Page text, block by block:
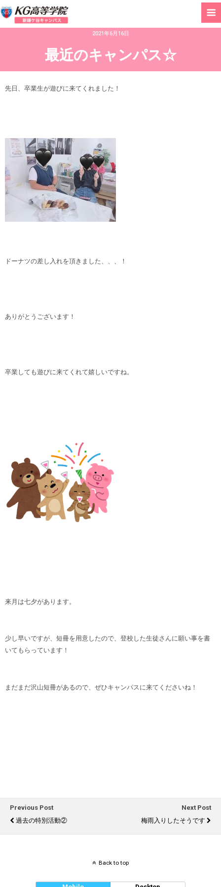
2021年6月16日
最近のキャンパス☆
先日、卒業生が遊びに来てくれました！
ドーナツの差し入れを頂きました、、、！
ありがとうございます！
卒業しても遊びに来てくれて嬉しいですね。
来月は七夕があります。
少し早いですが、短冊を用意したので、登校した生徒さんに願い事を書
いてもらっています！
まだまだ沢山短冊があるので、ぜひキャンパスに来てくださいね！
Previous Post
過去の特別活動②
Next Post
梅雨入りしたそうです
Back to top